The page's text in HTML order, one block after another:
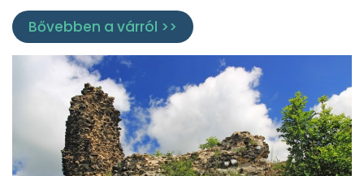
Bővebben a várról >>